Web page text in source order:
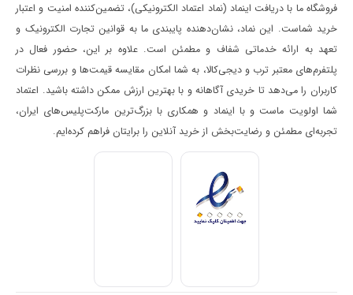
فروشگاه ما با دریافت اینماد (نماد اعتماد الکترونیکی)، تضمین‌کننده امنیت و اعتبار
خرید شماست. این نماد، نشان‌دهنده پایبندی ما به قوانین تجارت الکترونیک و
تعهد به ارائه خدماتی شفاف و مطمئن است. علاوه بر این، حضور فعال در
پلتفرم‌های معتبر ترب و دیجی‌کالا، به شما امکان مقایسه قیمت‌ها و بررسی نظرات
کاربران را می‌دهد تا خریدی آگاهانه و با بهترین ارزش ممکن داشته باشید. اعتماد
شما اولویت ماست و با اینماد و همکاری با بزرگ‌ترین مارکت‌پلیس‌های ایران،
تجربه‌ای مطمئن و رضایت‌بخش از خرید آنلاین را برایتان فراهم کرده‌ایم.